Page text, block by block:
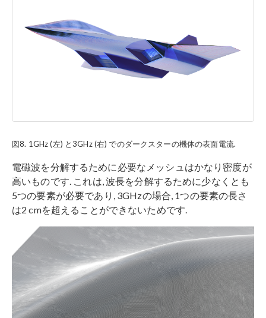
図8. 1GHz (左) と3GHz (右) でのダークスターの機体の表面電流.
電磁波を分解するために必要なメッシュはかなり密度が
高いものです. これは, 波長を分解するために少なくとも
5つの要素が必要であり, 3GHzの場合, 1つの要素の長さ
は2 cmを超えることができないためです.